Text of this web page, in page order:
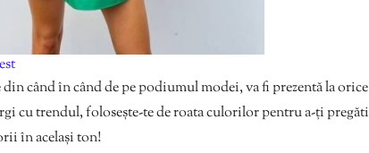
când în când de pe podiumul modei, va fi prezentă la orice
cu trendul, folosește-te de roata culorilor pentru a-ți pregăti
în același ton!